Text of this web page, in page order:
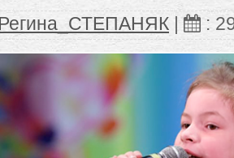
Регина_СТЕПАНЯК :